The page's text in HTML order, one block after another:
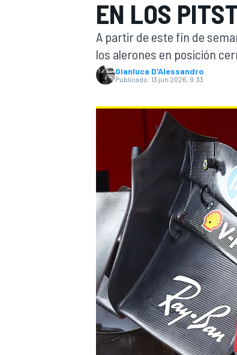
EN LOS
A partir de este fin de
los alerones en posición
Gianluca D'Alessandro
Publicado: 13 jun 2026, 9:33